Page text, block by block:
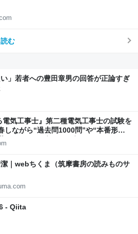
む
」若者への豊田章男の回答が正論すぎ
電気工事士』第二種電気工事士の試験を
しながら“過去問1000問”や“本番形式
べるノベルゲーム | ゲーム・エンタメ
｜webちくま（筑摩書房の読みものサ
- Qiita